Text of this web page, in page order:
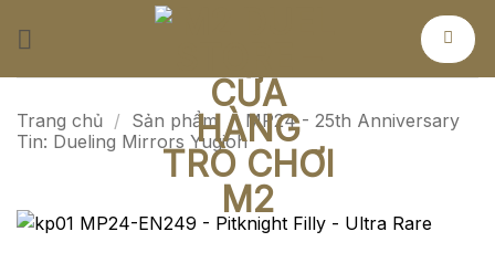
Trang chủ / Sản phẩm / MP24 - 25th Anniversary
Tin: Dueling Mirrors Yugioh